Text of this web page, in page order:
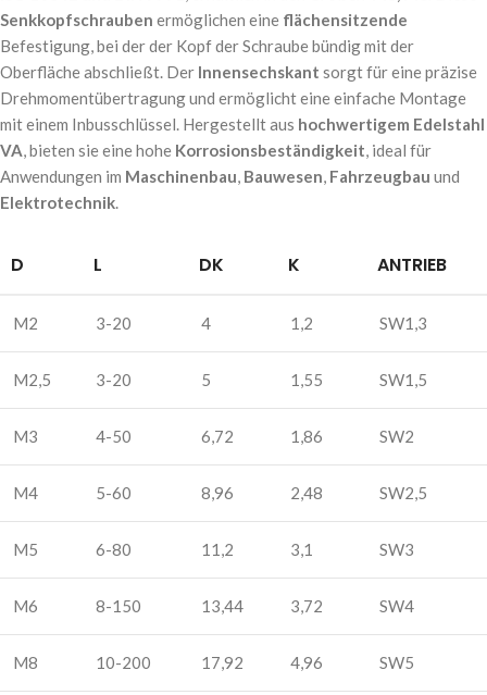
Senkkopfschrauben ermöglichen eine flächensitzende
Befestigung, bei der der Kopf der Schraube bündig mit der
Oberfläche abschließt. Der Innensechskant sorgt für eine präzise
Drehmomentübertragung und ermöglicht eine einfache Montage
mit einem Inbusschlüssel. Hergestellt aus hochwertigem Edelstahl
VA, bieten sie eine hohe Korrosionsbeständigkeit, ideal für
Anwendungen im Maschinenbau, Bauwesen, Fahrzeugbau und
Elektrotechnik.
D L DK K ANTRIEB
M2 3-20 4 1,2 SW1,3
M2,5 3-20 5 1,55 SW1,5
M3 4-50 6,72 1,86 SW2
M4 5-60 8,96 2,48 SW2,5
M5 6-80 11,2 3,1 SW3
M6 8-150 13,44 3,72 SW4
M8 10-200 17,92 4,96 SW5